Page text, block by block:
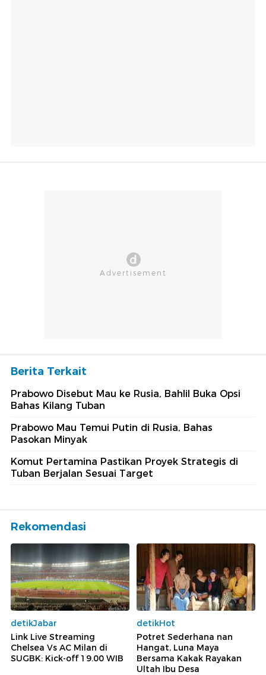
Berita Terkait
Prabowo Disebut Mau ke Rusia, Bahlil Buka Opsi
Bahas Kilang Tuban
Prabowo Mau Temui Putin di Rusia, Bahas
Pasokan Minyak
Komut Pertamina Pastikan Proyek Strategis di
Tuban Berjalan Sesuai Target
Rekomendasi
detikJabar
Link Live Streaming
Chelsea Vs AC Milan di
SUGBK: Kick-off 19.00 WIB
detikHot
Potret Sederhana nan
Hangat, Luna Maya
Bersama Kakak Rayakan
Ultah Ibu Desa